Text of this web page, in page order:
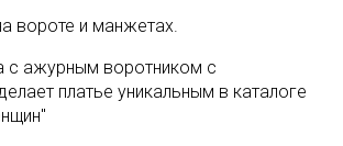
вороте и манжетах.
с ажурным воротником с
платье уникальным в каталоге